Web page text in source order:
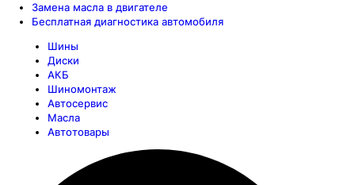
Замена масла в двигателе
Бесплатная диагностика автомобиля
Шины
Диски
АКБ
Шиномонтаж
Автосервис
Масла
Автотовары